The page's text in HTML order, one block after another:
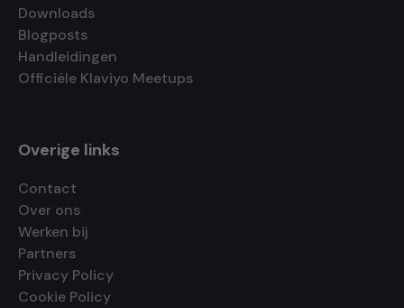
Downloads
Blogposts
Handleidingen
Officiële Klaviyo Meetups
Overige links
Contact
Over ons
Werken bij
Partners
Privacy Policy
Cookie Policy